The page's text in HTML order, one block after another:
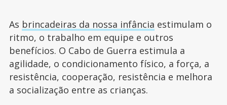
As brincadeiras da nossa infância estimulam o
ritmo, o trabalho em equipe e outros
benefícios. O Cabo de Guerra estimula a
agilidade, o condicionamento físico, a força, a
resistência, cooperação, resistência e melhora
a socialização entre as crianças.